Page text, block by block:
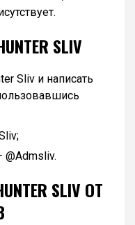
SLIV
Sliv и написать
SLIV ОТ